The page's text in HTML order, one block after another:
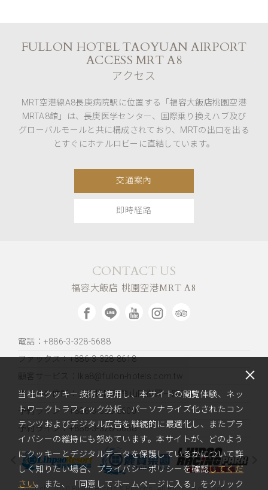
FULLON HOTEL TAOYUAN AIRPORT
ACCESS MRT A8
アクセス
MRT空港線A8長庚病院駅に位置する「福容大飯店桃園空港
MRTA8館」は、長庚医学センター、国際乗り換えハブ及び
グローバルモールと共に構成されており、MRTの出口を出る
とすぐにホテルロビーに直結しています。
交通案內
即時経路
CONTACT US
福容大飯店 桃園空港MRT A8
電話：+886-3-328-5688
ファックス：+886-3-328-8618
顧客サービス：lka8@fullon-hotels.com.tw
ホテルの住所： 台湾桃園市亀山区復興一路2号
予約ライン：+886-3-328-8600
予約ライン：+886-3-328-5688
当社はクッキー技術を使用し、本サイトの閲覧体験、ネッ
トワークトラフィック分析、パーソナライズ化されたコン
テンツおよびデジタル広告を継続的に最適化し、またプラ
イバシーの維持にも努めています。本サイトが、どのよう
にクッキーとデジタルデータを保護しているかについて詳
しく知りたい場合、プライバシーポリシーを確認してくだ
さい。また、「同意してホームページに入る」をクリック